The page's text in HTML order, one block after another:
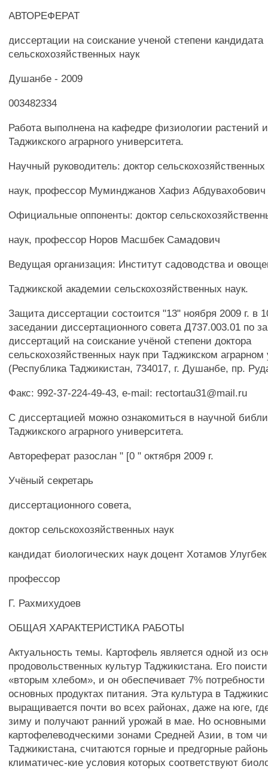
АВТОРЕФЕРАТ
диссертации на соискание ученой степени кандидата
сельскохозяйственных наук
Душанбе - 2009
003482334
Работа выполнена на кафедре физиологии растений
Таджикского аграрного университета.
Научный руководитель: доктор сельскохозяйственных
наук, профессор Муминджанов Хафиз Абдувахобович
Официальные оппоненты: доктор
наук, профессор Норов Масшбек Самадович
Ведущая организация: Институт садоводства и
Таджикской академии сельскохозяйственных наук.
Защита диссертации состоится "13" ноября 2009 г. в
заседании диссертационного совета Д737.003.01 по
диссертаций на соискание учёной степени доктора
сельскохозяйственных наук при Таджикском аграрном
(Республика Таджикистан, 734017, г. Душанбе, пр.
Факс: 992-37-224-49-43, e-mail: rectortau31@mail.ru
С диссертацией можно ознакомиться в научной
Таджикского аграрного университета.
Автореферат разослан " [0 " октября 2009 г.
Учёный секретарь
диссертационного совета,
доктор сельскохозяйственных наук
кандидат биологических наук доцент Хотамов
профессор
Г. Рахмихудоев
ОБЩАЯ ХАРАКТЕРИСТИКА РАБОТЫ
Актуальность темы. Картофель является одной из
продовольственных культур Таджикистана. Его
«вторым хлебом», и он обеспечивает 7%
основных продуктах питания. Эта культура в
выращивается почти во всех районах, даже на юге,
зиму и получают ранний урожай в мае. Но основными
картофелеводческими зонами Средней Азии, в том
Таджикистана, считаются горные и предгорные
климатичес-кие условия которых соответствуют